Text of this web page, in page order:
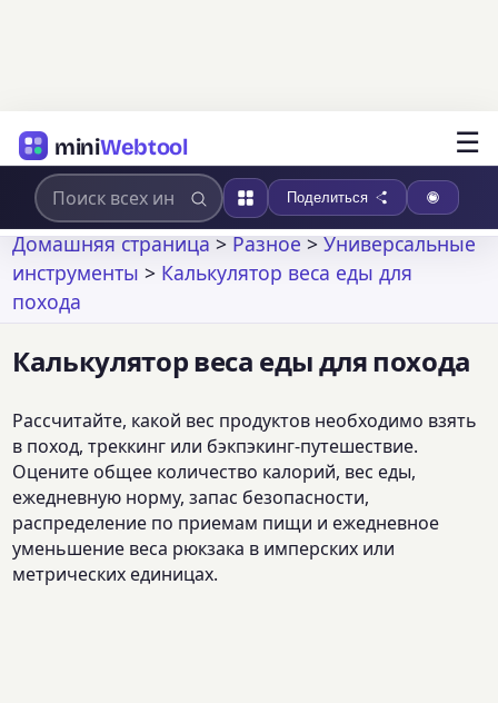
miniWebtool ☰
Поделиться
Домашняя страница>Разное>Универсальные
инструменты > Калькулятор веса еды для
похода
Калькулятор веса еды для похода
Рассчитайте, какой вес продуктов необходимо взять
в поход, треккинг или бэкпэкинг-путешествие.
Оцените общее количество калорий, вес еды,
ежедневную норму, запас безопасности,
распределение по приемам пищи и ежедневное
уменьшение веса рюкзака в имперских или
метрических единицах.